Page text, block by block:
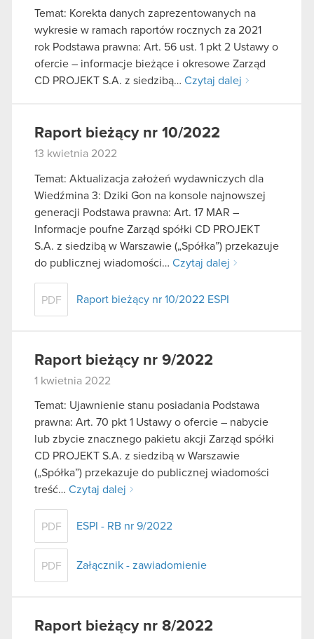
Temat: Korekta danych zaprezentowanych na
wykresie w ramach raportów rocznych za 2021
rok Podstawa prawna: Art. 56 ust. 1 pkt 2 Ustawy o
ofercie – informacje bieżące i okresowe Zarząd
CD PROJEKT S.A. z siedzibą… Czytaj dalej
Raport bieżący nr 10/2022
13 kwietnia 2022
Temat: Aktualizacja założeń wydawniczych dla
Wiedźmina 3: Dziki Gon na konsole najnowszej
generacji Podstawa prawna: Art. 17 MAR –
Informacje poufne Zarząd spółki CD PROJEKT
S.A. z siedzibą w Warszawie („Spółka”) przekazuje
do publicznej wiadomości… Czytaj dalej
PDF Raport bieżący nr 10/2022 ESPI
Raport bieżący nr 9/2022
1 kwietnia 2022
Temat: Ujawnienie stanu posiadania Podstawa
prawna: Art. 70 pkt 1 Ustawy o ofercie – nabycie
lub zbycie znacznego pakietu akcji Zarząd spółki
CD PROJEKT S.A. z siedzibą w Warszawie
(„Spółka”) przekazuje do publicznej wiadomości
treść… Czytaj dalej
PDF ESPI - RB nr 9/2022
PDF Załącznik - zawiadomienie
Raport bieżący nr 8/2022